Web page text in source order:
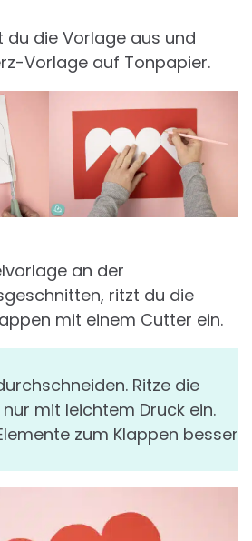
du die Vorlage aus und
Vorlage auf Tonpapier.
an der
ritzt du die
mit einem Cutter ein.
Ritze die
mit leichtem Druck ein.
zum Klappen besser